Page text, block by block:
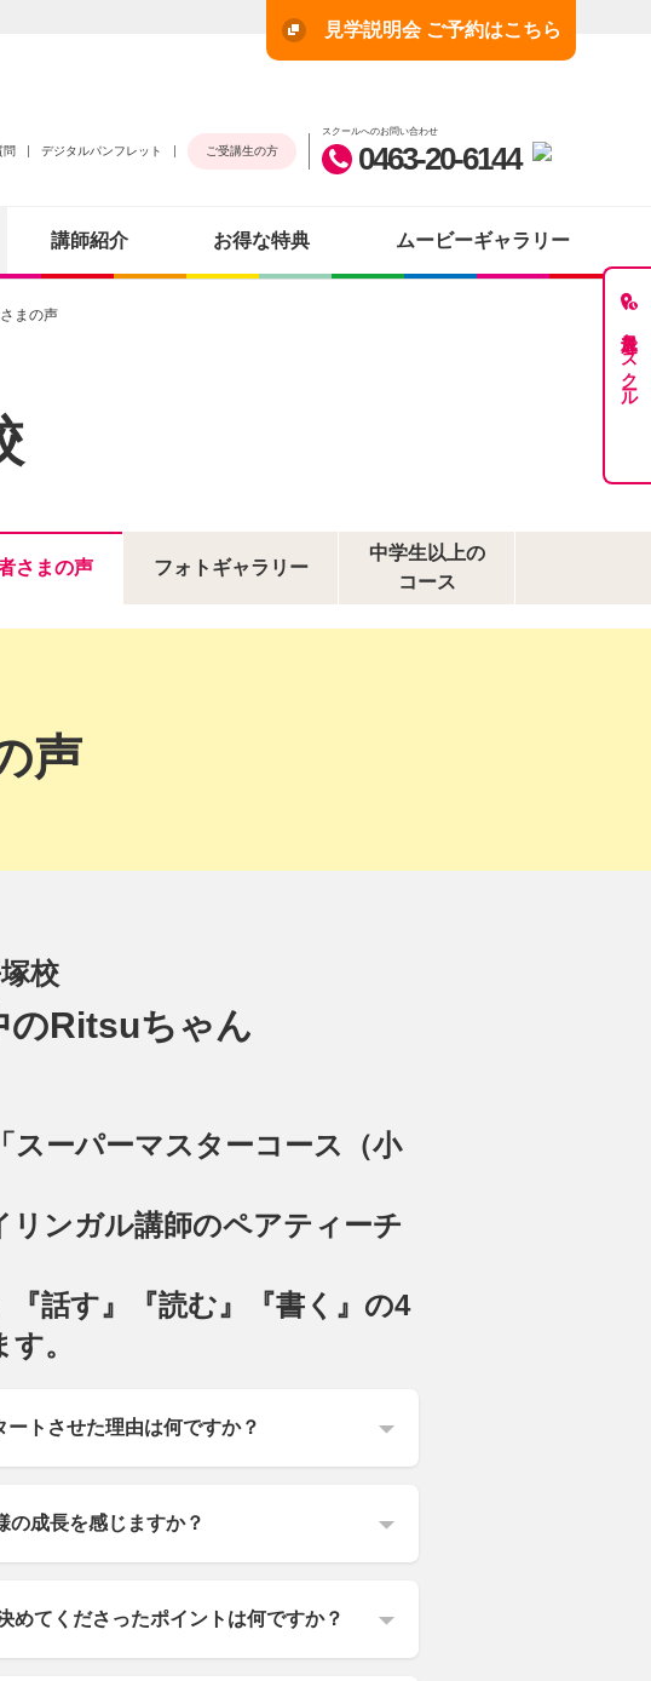
見学説明会 ご予約はこちら
問 デジタルパンフレット ご受講生の方
スクールへのお問い合わせ
0463-20-6144
講師紹介 お得な特典 ムービーギャラリー
最近見たスクール
まの声
さまの声 フォトギャラリー
中学生以上の
コース
声
校
のRitsuちゃん
スーパーマスターコース（小
リンガル講師のペアティーチ
『話す』『読む』『書く』の4
。
ートさせた理由は何ですか？
の成長を感じますか？
めてくださったポイントは何ですか？